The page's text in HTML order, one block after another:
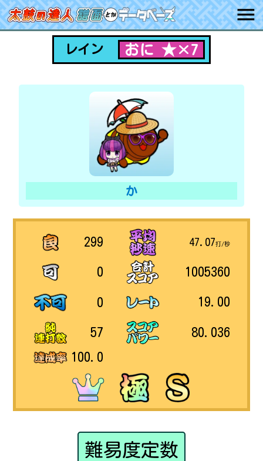
レイン おに ★×7
か
299
0
0
57
100.0
47.07打/秒
1005360
19.00
80.036
難易度定数